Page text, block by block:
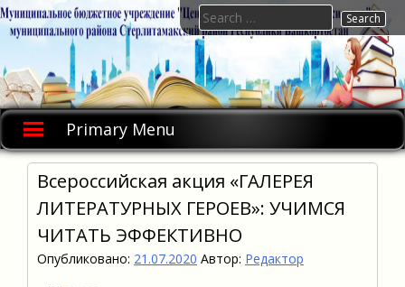
Skip
to
Primary Menu
Search
for:
Всероссийская акция «ГАЛЕРЕЯ
ЛИТЕРАТУРНЫХ ГЕРОЕВ»: УЧИМСЯ
ЧИТАТЬ ЭФФЕКТИВНО
Опубликовано: 21.07.2020 Автор: Редактор